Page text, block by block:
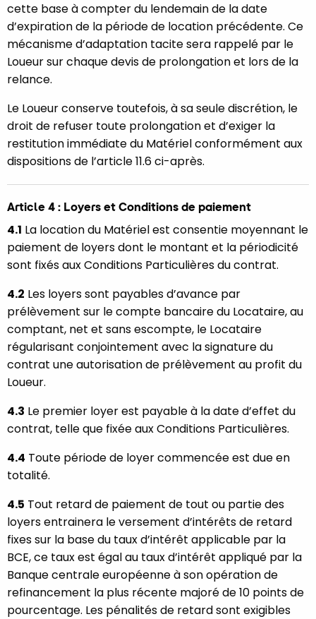
cette base à compter du lendemain de la date
d’expiration de la période de location précédente. Ce
mécanisme d’adaptation tacite sera rappelé par le
Loueur sur chaque devis de prolongation et lors de la
relance.
Le Loueur conserve toutefois, à sa seule discrétion, le
droit de refuser toute prolongation et d’exiger la
restitution immédiate du Matériel conformément aux
dispositions de l’article 11.6 ci-après.
Article 4 : Loyers et Conditions de paiement
4.1 La location du Matériel est consentie moyennant le
paiement de loyers dont le montant et la périodicité
sont fixés aux Conditions Particulières du contrat.
4.2 Les loyers sont payables d’avance par
prélèvement sur le compte bancaire du Locataire, au
comptant, net et sans escompte, le Locataire
régularisant conjointement avec la signature du
contrat une autorisation de prélèvement au profit du
Loueur.
4.3 Le premier loyer est payable à la date d’effet du
contrat, telle que fixée aux Conditions Particulières.
4.4 Toute période de loyer commencée est due en
totalité.
4.5 Tout retard de paiement de tout ou partie des
loyers entrainera le versement d’intérêts de retard
fixes sur la base du taux d’intérêt applicable par la
BCE, ce taux est égal au taux d’intérêt appliqué par la
Banque centrale européenne à son opération de
refinancement la plus récente majoré de 10 points de
pourcentage. Les pénalités de retard sont exigibles